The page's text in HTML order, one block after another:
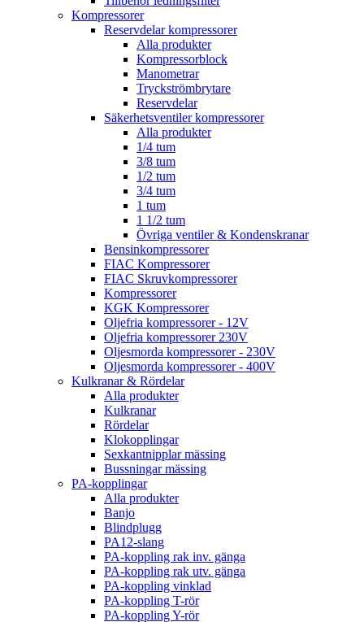
Kompressorer
Reservdelar kompressorer
Alla produkter
Kompressorblock
Manometrar
Tryckströmbrytare
Reservdelar
Säkerhetsventiler kompressorer
Alla produkter
1/4 tum
3/8 tum
1/2 tum
3/4 tum
1 tum
1 1/2 tum
Övriga ventiler & Kondenskranar
Bensinkompressorer
FIAC Kompressorer
FIAC Skruvkompressorer
Kompressorer
KGK Kompressorer
Oljefria kompressorer - 12V
Oljefria kompressorer 230V
Oljesmorda kompressorer - 230V
Oljesmorda kompressorer - 400V
Kulkranar & Rördelar
Alla produkter
Kulkranar
Rördelar
Klokopplingar
Sexkantnipplar mässing
Bussningar mässing
PA-kopplingar
Alla produkter
Banjo
Blindplugg
PA12-slang
PA-koppling rak inv. gänga
PA-koppling rak utv. gänga
PA-koppling vinklad
PA-koppling T-rör
PA-koppling Y-rör